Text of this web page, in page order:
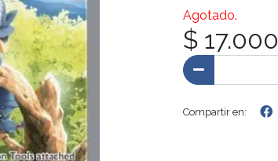
Agotado.
$ 17.000
Compartir en: